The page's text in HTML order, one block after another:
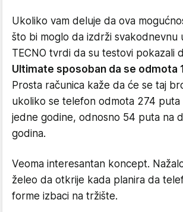
Ukoliko vam deluje da ova
što bi moglo da izdrži svakodnevnu
TECNO tvrdi da su testovi pokazali
Ultimate sposoban da se odmota
Prosta računica kaže da će se taj
ukoliko se telefon odmota 274
jedne godine, odnosno 54 puta na
godina.
Veoma interesantan koncept.
želeo da otkrije kada planira da
forme izbaci na tržište.